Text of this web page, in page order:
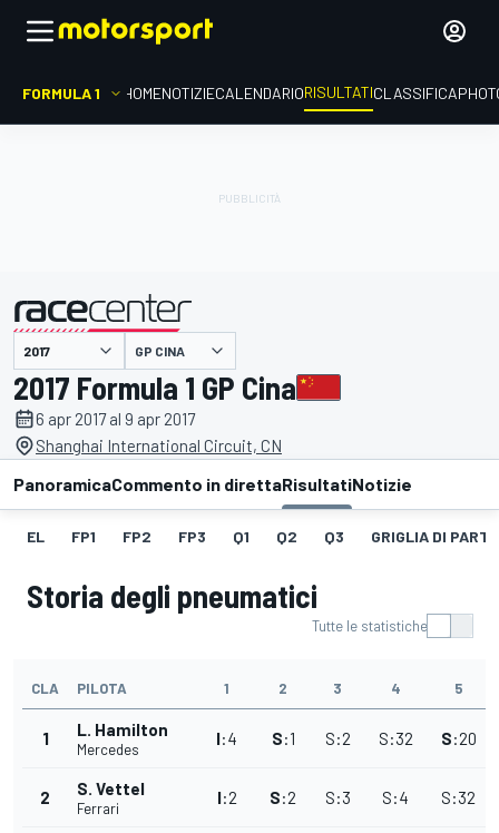
FORMULA 1 HOMENOTIZIECALENDARIORISULTATICLASSIFICA
presentato da GP CINA
2017 Formula 1 GP Cina
6 apr 2017 al 9 apr 2017
Shanghai International Circuit, CN
PanoramicaCommento in direttaRisultatiNotizie
EL FP1 FP2 FP3 Q1 Q2 Q3 GRIGLIA DI
Storia degli pneumatici
Tutte le statistiche
CLA PILOTA 1 2 3 4 5
1 L. Hamilton
Mercedes
I:4 S:1 S:2 S:32 S:20
2 S. Vettel
Ferrari
I:2 S:2 S:3 S:4 S:32